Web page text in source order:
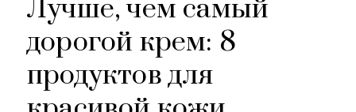
Лучше, чем самый
дорогой крем: 8
продуктов для